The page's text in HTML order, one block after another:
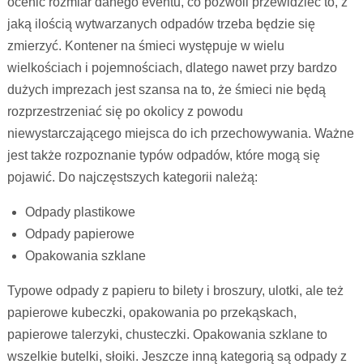
jaką ilością wytwarzanych odpadów trzeba będzie się
zmierzyć. Kontener na śmieci występuje w wielu
wielkościach i pojemnościach, dlatego nawet przy bardzo
dużych imprezach jest szansa na to, że śmieci nie będą
rozprzestrzeniać się po okolicy z powodu
niewystarczającego miejsca do ich przechowywania. Ważne
jest także rozpoznanie typów odpadów, które mogą się
pojawić. Do najczęstszych kategorii należą:
Odpady plastikowe
Odpady papierowe
Opakowania szklane
Typowe odpady z papieru to bilety i broszury, ulotki, ale też
papierowe kubeczki, opakowania po przekąskach,
papierowe talerzyki, chusteczki. Opakowania szklane to
wszelkie butelki, słoiki. Jeszcze inną kategorią są odpady z